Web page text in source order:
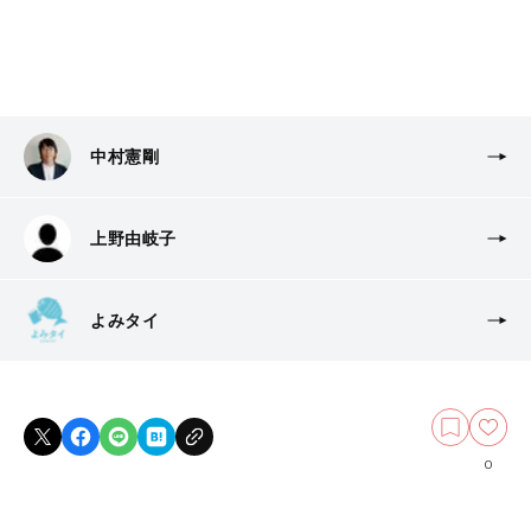
中村憲剛
上野由岐子
よみタイ
0